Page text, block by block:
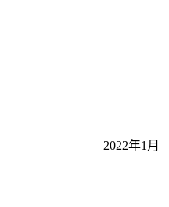
2022年1月